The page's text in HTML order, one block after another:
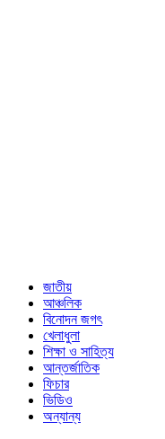
জাতীয়
আঞ্চলিক
বিনোদন জগৎ
খেলাধুলা
শিক্ষা ও সাহিত্য
আন্তর্জাতিক
ফিচার
ভিডিও
অন্যান্য